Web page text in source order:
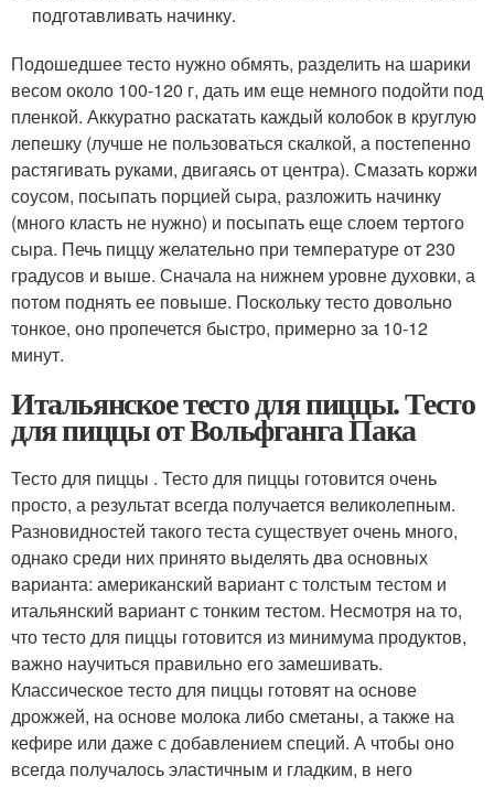
подготавливать начинку.
Подошедшее тесто нужно обмять, разделить на шарики
весом около 100-120 г, дать им еще немного подойти под
пленкой. Аккуратно раскатать каждый колобок в круглую
лепешку (лучше не пользоваться скалкой, а постепенно
растягивать руками, двигаясь от центра). Смазать коржи
соусом, посыпать порцией сыра, разложить начинку
(много класть не нужно) и посыпать еще слоем тертого
сыра. Печь пиццу желательно при температуре от 230
градусов и выше. Сначала на нижнем уровне духовки, а
потом поднять ее повыше. Поскольку тесто довольно
тонкое, оно пропечется быстро, примерно за 10-12
минут.
Итальянское тесто для пиццы. Тесто
для пиццы от Вольфганга Пака
Тесто для пиццы . Тесто для пиццы готовится очень
просто, а результат всегда получается великолепным.
Разновидностей такого теста существует очень много,
однако среди них принято выделять два основных
варианта: американский вариант с толстым тестом и
итальянский вариант с тонким тестом. Несмотря на то,
что тесто для пиццы готовится из минимума продуктов,
важно научиться правильно его замешивать.
Классическое тесто для пиццы готовят на основе
дрожжей, на основе молока либо сметаны, а также на
кефире или даже с добавлением специй. А чтобы оно
всегда получалось эластичным и гладким, в него